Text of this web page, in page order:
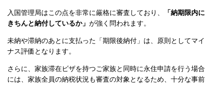
入国管理局はこの点を非常に厳格に審査しており、
「納期限内に
きちんと納付しているか」 が強く問われます。
未納や滞納のあとに支払った「期限後納付」は、原則としてマイ
ナス評価となります。
さらに、家族滞在ビザを持つご家族と同時に永住申請を行う場合
には、家族全員の納税状況も審査の対象となるため、十分な事前